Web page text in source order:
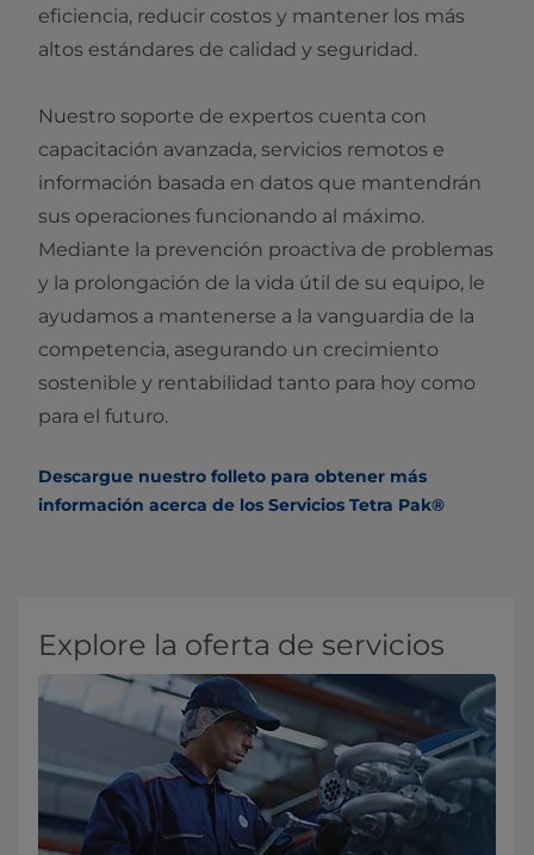
eficiencia, reducir costos y mantener los más
altos estándares de calidad y seguridad.
Nuestro soporte de expertos cuenta con
capacitación avanzada, servicios remotos e
información basada en datos que mantendrán
sus operaciones funcionando al máximo.
Mediante la prevención proactiva de problemas
y la prolongación de la vida útil de su equipo, le
ayudamos a mantenerse a la vanguardia de la
competencia, asegurando un crecimiento
sostenible y rentabilidad tanto para hoy como
para el futuro.
Descargue nuestro folleto para obtener más
información acerca de los Servicios Tetra Pak®
Explore la oferta de servicios